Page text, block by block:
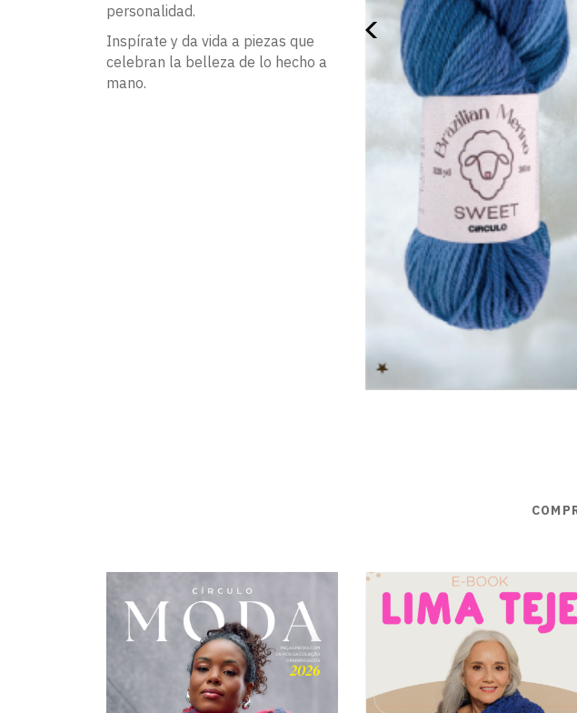
personalidad.
Inspírate y da vida a piezas que
celebran la belleza de lo hecho a
mano.